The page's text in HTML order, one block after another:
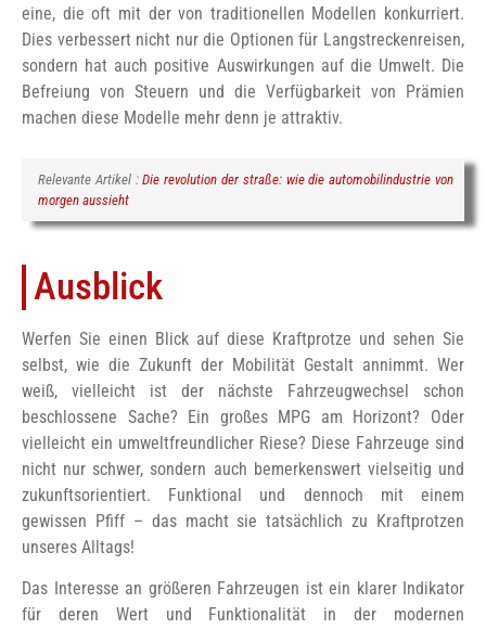
eine, die oft mit der von traditionellen Modellen konkurriert.
Dies verbessert nicht nur die Optionen für Langstreckenreisen,
sondern hat auch positive Auswirkungen auf die Umwelt. Die
Befreiung von Steuern und die Verfügbarkeit von Prämien
machen diese Modelle mehr denn je attraktiv.
Relevante Artikel :Die revolution der straße: wie die automobilindustrie von
morgen aussieht
Ausblick
Werfen Sie einen Blick auf diese Kraftprotze und sehen Sie
selbst, wie die Zukunft der Mobilität Gestalt annimmt. Wer
weiß, vielleicht ist der nächste Fahrzeugwechsel schon
beschlossene Sache? Ein großes MPG am Horizont? Oder
vielleicht ein umweltfreundlicher Riese? Diese Fahrzeuge sind
nicht nur schwer, sondern auch bemerkenswert vielseitig und
zukunftsorientiert. Funktional und dennoch mit einem
gewissen Pfiff – das macht sie tatsächlich zu Kraftprotzen
unseres Alltags!
Das Interesse an größeren Fahrzeugen ist ein klarer Indikator
für deren Wert und Funktionalität in der modernen